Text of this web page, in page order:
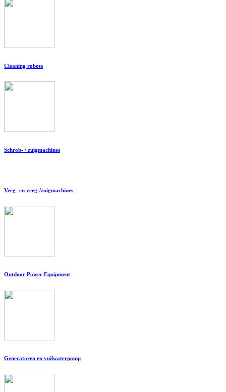
Cleaning robots
Schrob- / zuigmachines
Veeg- en veeg-/zuigmachines
Outdoor Power Equipment
Generatoren en vuilwaterpomp